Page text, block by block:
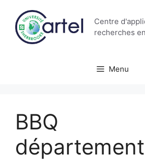
contenu
Centre
recherches
Menu
BBQ